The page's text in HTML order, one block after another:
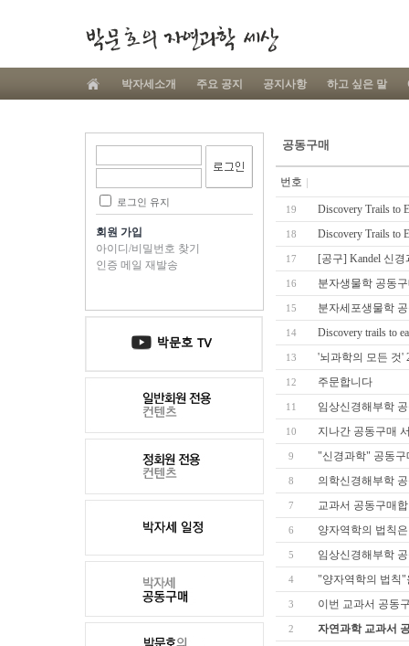
박자세소개 주요 공지 공지사항 하고 싶은 말
로그인 유지
회원 가입
아이디/비밀번호 찾기
인증 메일 재발송
공동구매
번호
19 Discovery Trails to
18 Discovery Trails to
17 [공구] Kandel 신
16 분자생물학 공동
15 분자세포생물학
14 Discovery trails to
13 '뇌과학의 모든 것'
12 주문합니다
11 임상신경해부학
10 지나간 공동구매
9 "신경과학" 공동구
8 의학신경해부학
7 교과서 공동구매
6 양자역학의 법칙
5 임상신경해부학
4 "양자역학의 법칙
3 이번 교과서 공동
2 자연과학 교과서